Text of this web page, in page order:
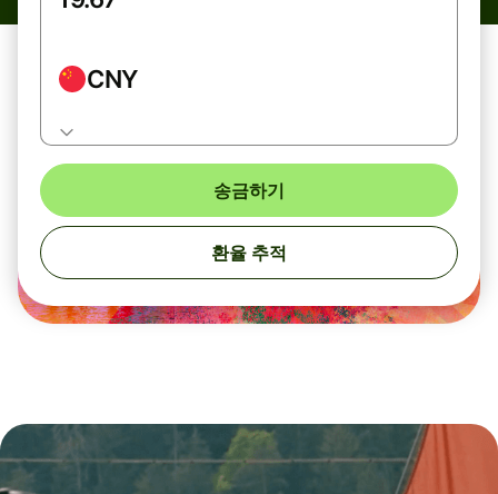
CNY
송금하기
환율 추적